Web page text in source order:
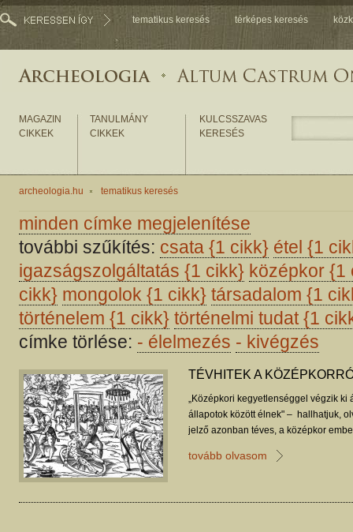
tematikus keresés térképes keresés
MAGAZIN
CIKKEK
TANULMÁNY
CIKKEK
KULCSSZAVAS
KERESÉS
archeologia.hu tematikus keresés
minden címke megjelenítése
további szűkítés: csata {1 cikk} étel {1
igazságszolgáltatás {1 cikk} középkor {1
cikk} mongolok {1 cikk} társadalom {1
történelem {1 cikk} történelmi tudat{1
címke törlése: - élelmezés - kivégzés
TÉVHITEK A
„Középkori kegyetlenséggel végzik ki
állapotok között élnek" – hallhatjuk,
jelző azonban téves, a középkor
tovább olvasom